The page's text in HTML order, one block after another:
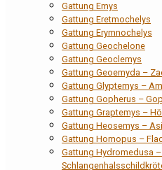
Gattung Emys
Gattung Eretmochelys
Gattung Erymnochelys
Gattung Geochelone
Gattung Geoclemys
Gattung Geoemyda –
Gattung Glyptemys –
Gattung Gopherus –
Gattung Graptemys –
Gattung Heosemys –
Gattung Homopus –
Gattung Hydromedusa